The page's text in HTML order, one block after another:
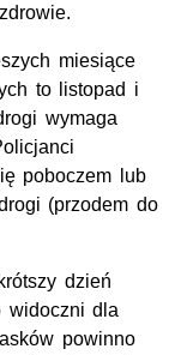
miesiące
to listopad i
wymaga
poboczem
lub
(przodem do
dzień
widoczni dla
powinno